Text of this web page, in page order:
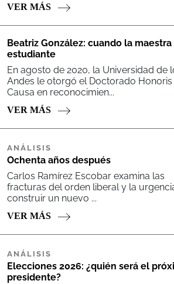
VER MÁS
Beatriz González: cuando la maestra
estudiante
En agosto de 2020, la Universidad de
Andes le otorgó el Doctorado Honoris
Causa en reconocimien...
VER MÁS
ANÁLISIS
Ochenta años después
Carlos Ramírez Escobar examina las
fracturas del orden liberal y la
construir un nuevo ...
VER MÁS
ANÁLISIS
Elecciones 2026: ¿quién será el
presidente?